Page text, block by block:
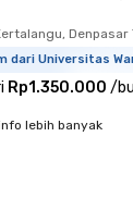
Denpasar
dari Universitas
Rp1.350.000 /
lebih banyak